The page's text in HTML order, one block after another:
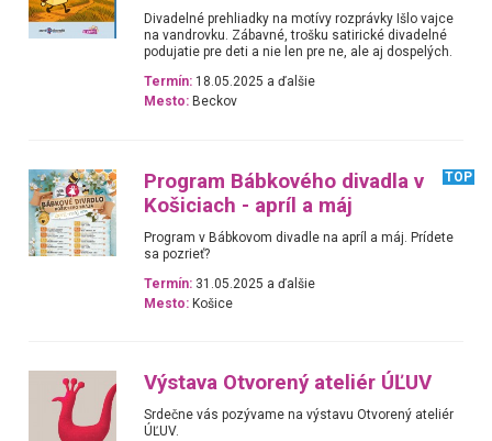
Divadelné prehliadky na motívy rozprávky Išlo vajce
na vandrovku. Zábavné, trošku satirické divadelné
podujatie pre deti a nie len pre ne, ale aj dospelých.
Termín: 18.05.2025 a ďalšie
Mesto: Beckov
Program Bábkového divadla v
Košiciach - apríl a máj
TOP
Program v Bábkovom divadle na apríl a máj. Prídete
sa pozrieť?
Termín: 31.05.2025 a ďalšie
Mesto: Košice
Výstava Otvorený ateliér ÚĽUV
Srdečne vás pozývame na výstavu Otvorený ateliér
ÚĽUV.